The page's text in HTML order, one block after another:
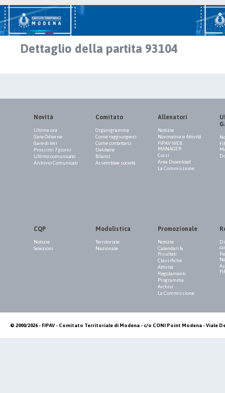
Dettaglio della partita 93104
Novità
Ultima ora
Gare Odierne
Gare di Ieri
Prossimi 7 giorni
Ultimo comunicato
Archivio Comunicati
Comitato
Organigramma
Come raggiungerci
Come contattarci
Delibere
Bilanci
Assemblee società
Allenatori
Notizie
Normativa e Attività
FIPAV WEB
MANAGER
Corsi
Area Download
La Commissione
CQP
Notizie
Selezioni
Modulistica
Territoriale
Nazionale
Promozionale
Notizie
Calendari &
Risultati
Classifiche
Attività
Regolamenti
Programma
Archivi
La Commissione
© 2000/2026 - FIPAV - Comitato Territoriale di Modena - c/o CONI Point Modena - Viale